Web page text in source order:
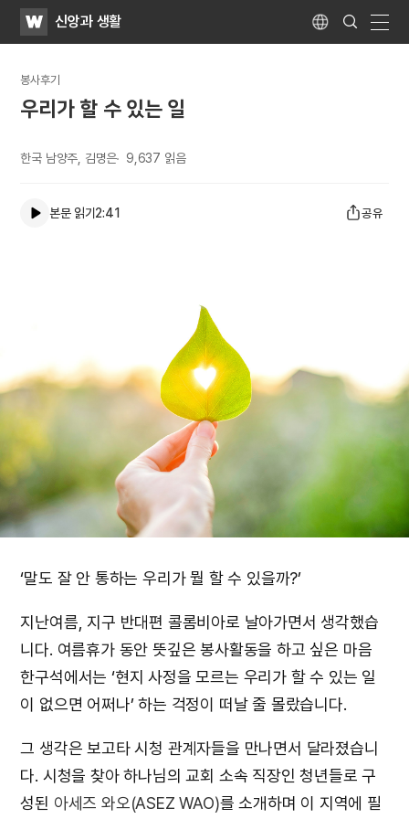
WATV신앙과 생활 Language
Search
Submit
봉사후기
우리가 할 수 있는 일
한국 남양주, 김명은 9,637 읽음
본문 읽기2:41 공유
‘말도 잘 안 통하는 우리가 뭘 할 수 있을까?’
지난여름, 지구 반대편 콜롬비아로 날아가면서 생각했습
니다. 여름휴가 동안 뜻깊은 봉사활동을 하고 싶은 마음
한구석에서는 ‘현지 사정을 모르는 우리가 할 수 있는 일
이 없으면 어쩌나’ 하는 걱정이 떠날 줄 몰랐습니다.
그 생각은 보고타 시청 관계자들을 만나면서 달라졌습니
다. 시청을 찾아 하나님의 교회 소속 직장인 청년들로 구
성된 아세즈 와오(ASEZ WAO)를 소개하며 이 지역에 필